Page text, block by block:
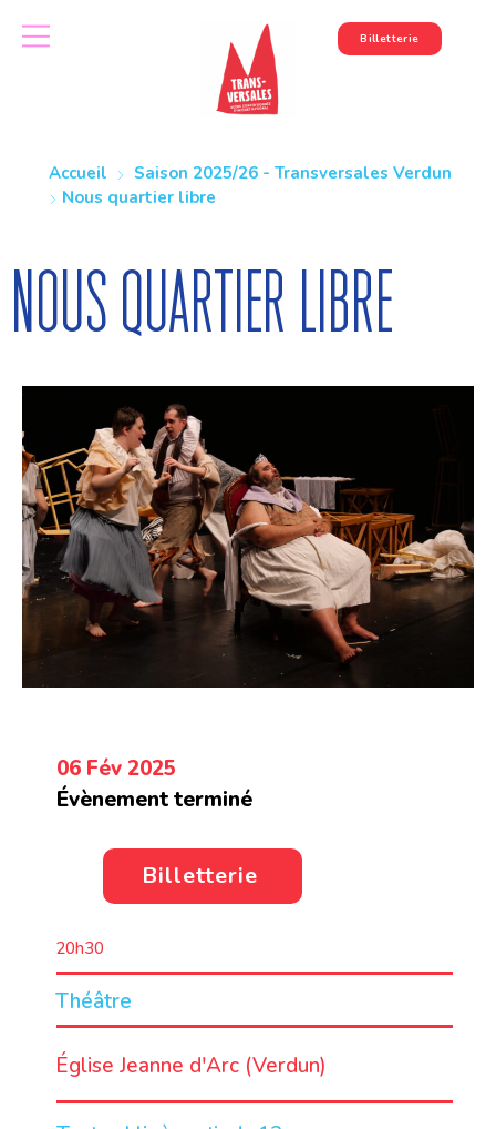
Billetterie
Accueil
Saison 2025/26 - Transversales Verdun
Nous quartier libre
Nous quartier libre
06 Fév 2025
Évènement terminé
Billetterie
20h30
Théâtre
LIEU
Église Jeanne d'Arc (Verdun)